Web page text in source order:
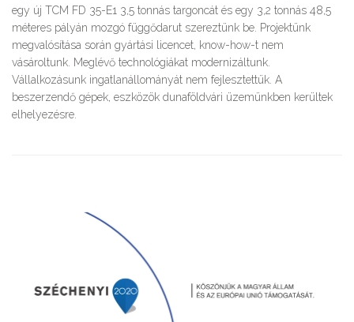
egy új TCM FD 35-E1 3,5 tonnás targoncát és egy 3,2 tonnás 48,5
méteres pályán mozgó függődarut szereztünk be. Projektünk
megvalósítása során gyártási licencet, know-how-t nem
vásároltunk. Meglévő technológiákat modernizáltunk.
Vállalkozásunk ingatlanállományát nem fejlesztettük. A
beszerzendő gépek, eszközök dunaföldvári üzemünkben kerültek
elhelyezésre.